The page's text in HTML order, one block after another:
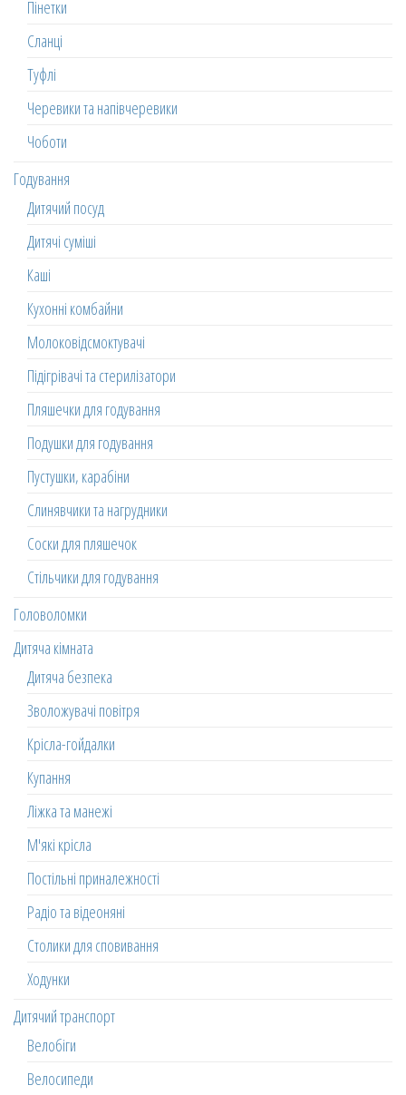
Пінетки
Сланці
Туфлі
Черевики та напівчеревики
Чоботи
Годування
Дитячий посуд
Дитячі суміші
Каші
Кухонні комбайни
Молоковідсмоктувачі
Підігрівачі та стерилізатори
Пляшечки для годування
Подушки для годування
Пустушки, карабіни
Слинявчики та нагрудники
Соски для пляшечок
Стільчики для годування
Головоломки
Дитяча кімната
Дитяча безпека
Зволожувачі повітря
Крісла-гойдалки
Купання
Ліжка та манежі
М'які крісла
Постільні приналежності
Радіо та відеоняні
Столики для сповивання
Ходунки
Дитячий транспорт
Велобіги
Велосипеди